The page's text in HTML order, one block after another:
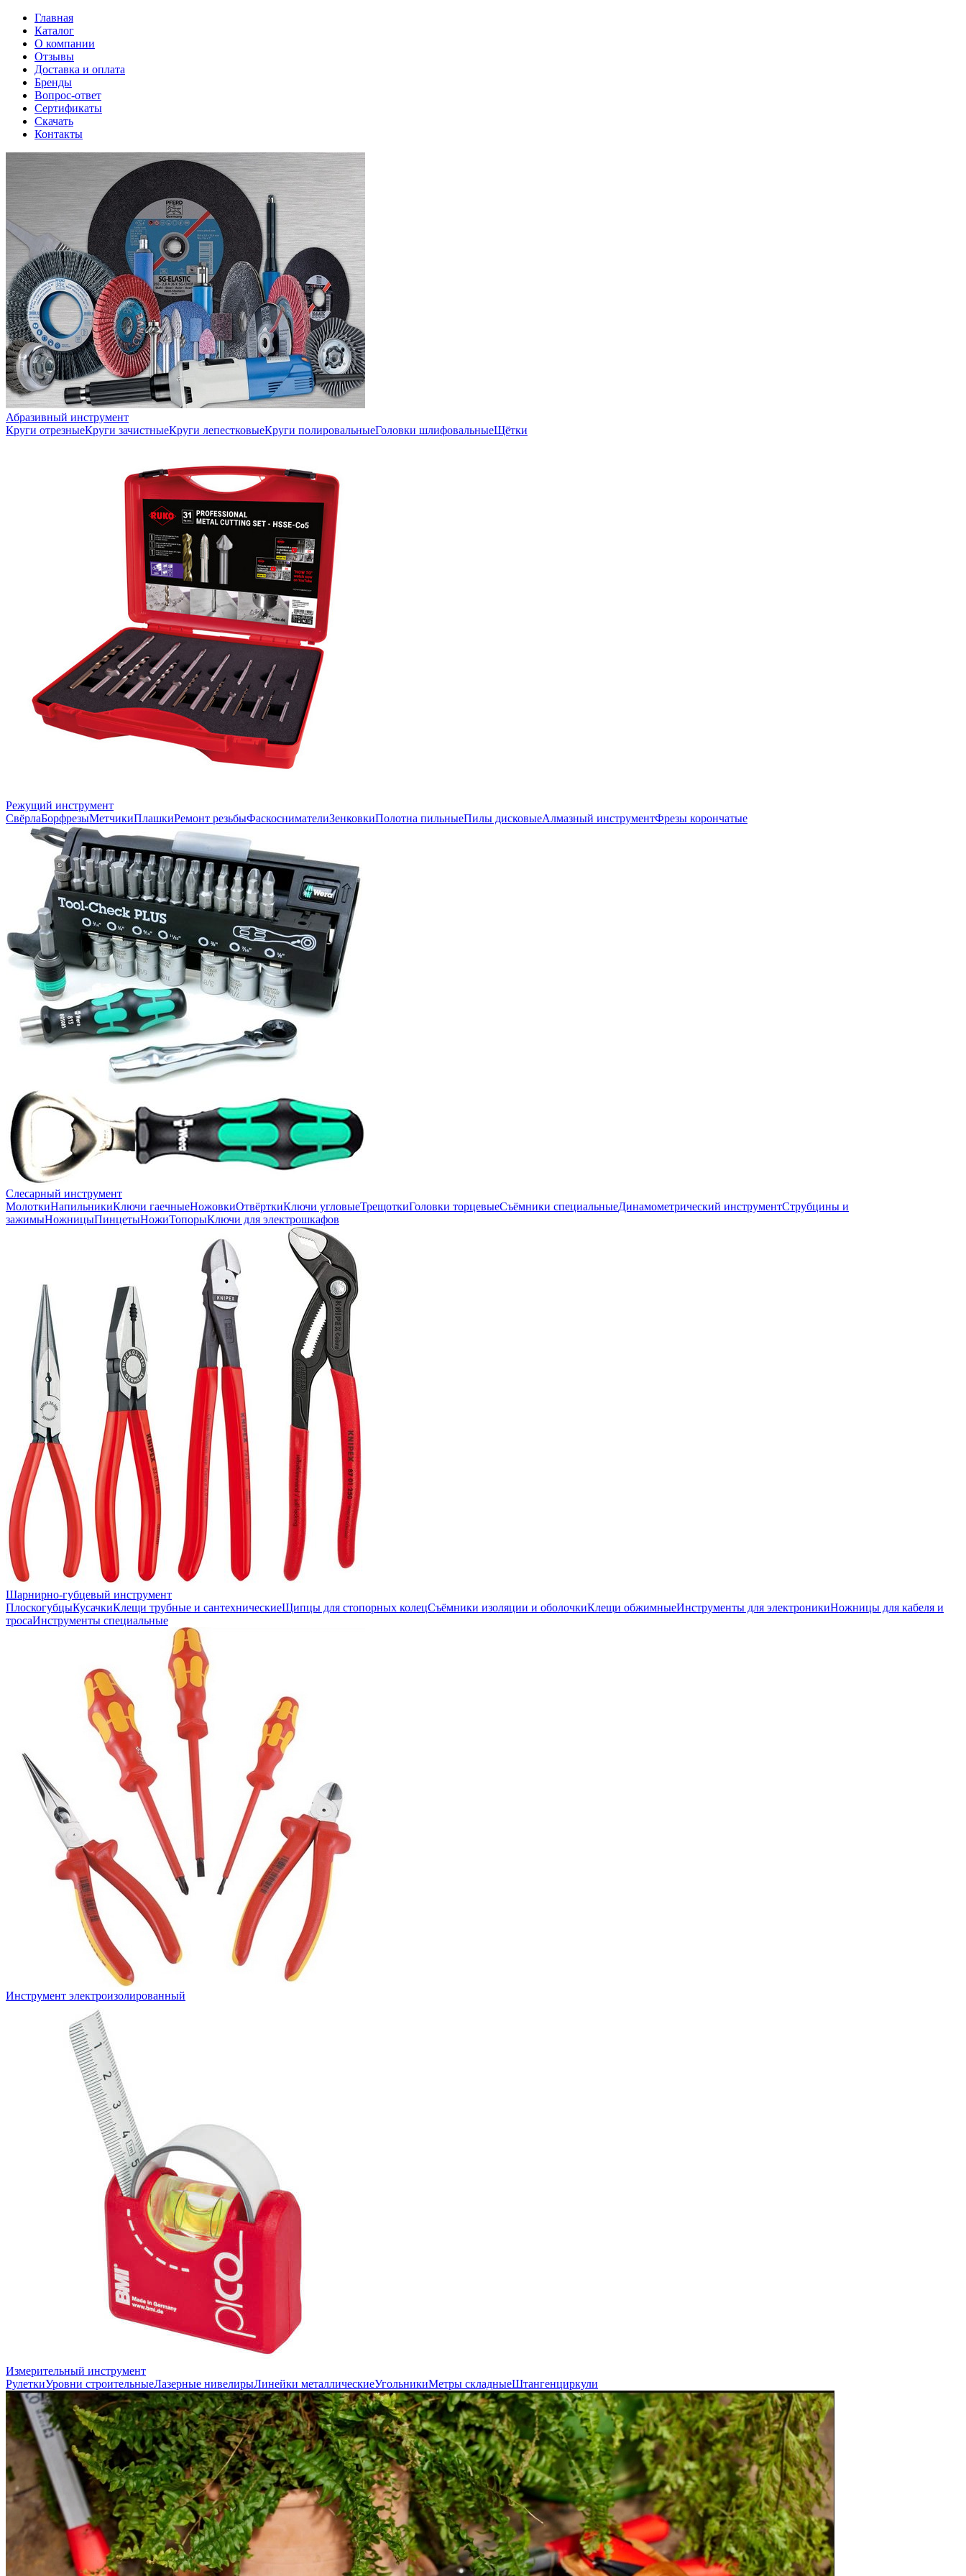
Главная
Каталог
О компании
Отзывы
Доставка и оплата
Бренды
Вопрос-ответ
Сертификаты
Скачать
Контакты
Абразивный инструмент
Круги отрезныеКруги зачистныеКруги лепестковыеКруги полировальныеГоловки шлифовальныеЩётки
Режущий инструмент
СвёрлаБорфрезыМетчикиПлашкиРемонт резьбыФаскоснимателиЗенковкиПолотна пильныеПилы дисковыеАлмазный инструментФрезы корончатые
Слесарный инструмент
МолоткиНапильникиКлючи гаечныеНожовкиОтвёрткиКлючи угловыеТрещоткиГоловки торцевыеСъёмники специальныеДинамометрический инструментСтрубцины и
зажимыНожницыПинцетыНожиТопорыКлючи для электрошкафов
Шарнирно-губцевый инструмент
ПлоскогубцыКусачкиКлещи трубные и сантехническиеЩипцы для стопорных колецСъёмники изоляции и оболочкиКлещи обжимныеИнструменты для электроникиНожницы для кабеля и
тросаИнструменты специальные
Инструмент электроизолированный
Измерительный инструмент
РулеткиУровни строительныеЛазерные нивелирыЛинейки металлическиеУгольникиМетры складныеШтангенциркули